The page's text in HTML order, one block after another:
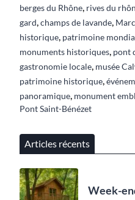
berges du Rhône, rives du
gard,champs de lavande,
historique, patrimoine
monuments historiques, pont
gastronomie locale, musée
patrimoine historique,
panoramique, monument
Pont Saint-Bénézet
Articles récents
Week-